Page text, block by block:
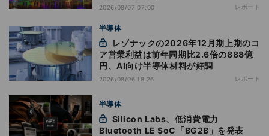
2026/08/07 07:00 レポート
半導体
ア営業利益は前年同期比2.6倍の888億
円、AI向け半導体材料が好調
2026/08/06 18:26 レポート
半導体
Bluetooth LE SoC「BG2B」を発表